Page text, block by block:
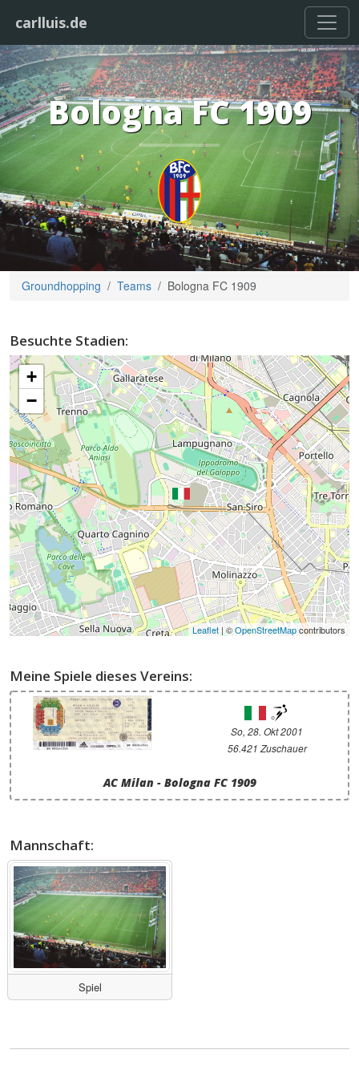
carlluis.de
Bologna FC 1909
Groundhopping Teams Bologna FC 1909
Besuchte Stadien:
+
−
Leaflet | ©OpenStreetMapcontributors
Meine Spiele dieses Vereins:
So, 28. Okt 2001
56.421 Zuschauer
AC Milan - Bologna FC 1909
Mannschaft:
Spiel